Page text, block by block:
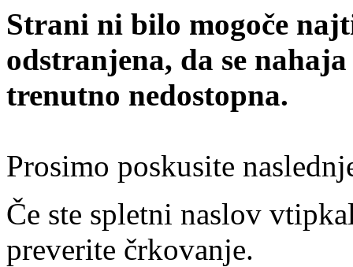
Strani ni bilo mogoče
odstranjena, da se
trenutno nedostopna.
Prosimo poskusite
Če ste spletni naslov
preverite črkovanje.